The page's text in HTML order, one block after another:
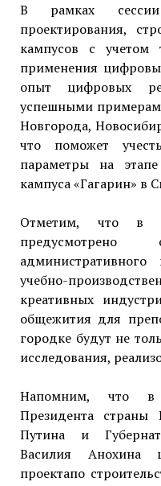
В рамках
проектирования,
кампусов с учетом
применения
опыт цифровых
успешными
Новгорода,
что поможет
параметры на
кампуса «Гагарин» в
Отметим, что в
предусмотрено
учебно-
креативных
общежития для
городке будут не
исследования,
Напомним, что в
Президента страны
Путина и
Василия Анохина
проектапо